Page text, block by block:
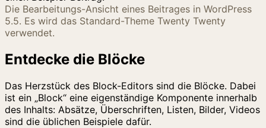
Die Bearbeitungs-Ansicht eines Beitrages in WordPress
5.5. Es wird das Standard-Theme Twenty Twenty
verwendet.
Entdecke die Blöcke
Das Herzstück des Block-Editors sind die Blöcke. Dabei
ist ein „Block“ eine eigenständige Komponente innerhalb
des Inhalts: Absätze, Überschriften, Listen, Bilder, Videos
sind die üblichen Beispiele dafür.